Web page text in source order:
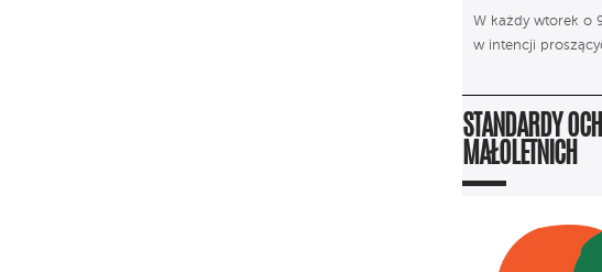
W każdy wtorek o
w intencji
STANDARDY
MAŁOLETNICH